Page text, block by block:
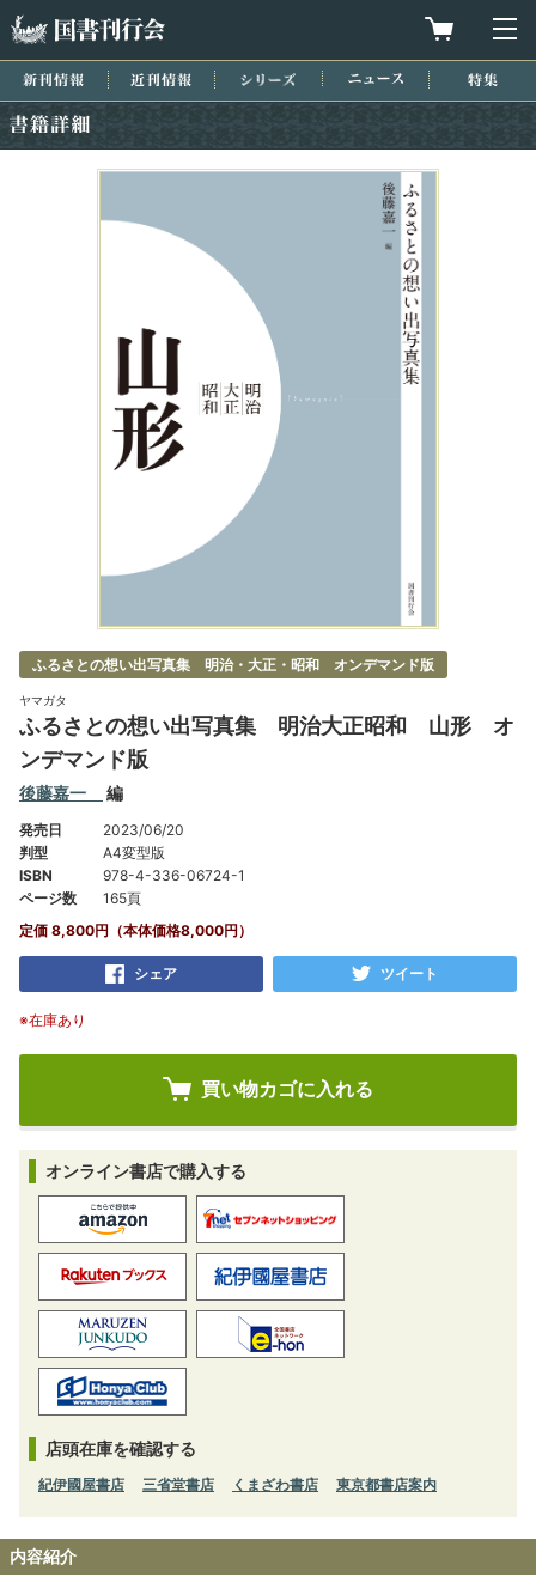
買物カゴを
新刊情報 近刊情報 シリーズ ニュース
ふるさとの想い出写真集 明治・大正・昭和 オンデマンド版
ヤマガタ
ふるさとの想い出写真集 明治大正昭和 山形 オ
ンデマンド版
後藤嘉一 編
発売日
2023/06/20
判型
A4変型版
ISBN
978-4-336-06724-1
ページ数
165頁
定価 8,800円（本体価格8,000円）
シェア ツイート
※在庫あり
オンライン書店で購入する
店頭在庫を確認する
紀伊國屋書店 三省堂書店 くまざわ書店 東京都書店案内
内容紹介